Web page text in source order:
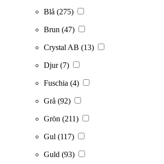
Blå (275)
Brun (47)
Crystal AB (13)
Djur(7)
Fuschia (4)
Grå (92)
Grön (211)
Gul (117)
Guld (93)